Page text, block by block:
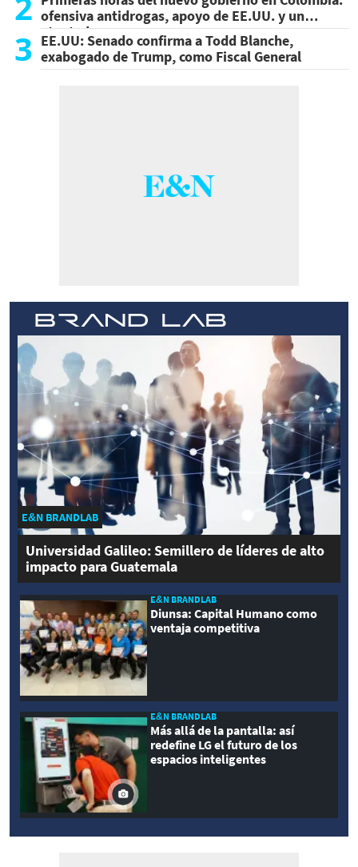
ofensiva antidrogas, apoyo de EE.UU. y un
atentado
3 EE.UU: Senado confirma a Todd Blanche,
exabogado de Trump, como Fiscal General
E&N BRANDLAB
Universidad Galileo: Semillero de líderes de alto
impacto para Guatemala
E&N BRANDLAB
Diunsa: Capital Humano como
ventaja competitiva
E&N BRANDLAB
Más allá de la pantalla: así
redefine LG el futuro de los
espacios inteligentes